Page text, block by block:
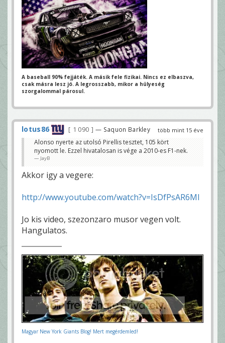
A baseball 90% fejjáték. A másik fele fizikai. Nincs ez elbaszva,
csak másra lesz jó. A legrosszabb, mikor a hülyeség
szorgalommal párosul.
több mint 15 éve
lotus86 1 090 — Saquon Barkley
Alonso nyerte az utolsó Pirellis tesztet, 105 kört
nyomott le. Ezzel hivatalosan is vége a 2010-es F1-nek.
JayB
Akkor igy a vegere:
http://www.youtube.com/watch?v=IsDfPsAR6MI
Jo kis video, szezonzaro musor vegen volt.
Hangulatos.
Magyar New York Giants Blog! Mert megérdemled!